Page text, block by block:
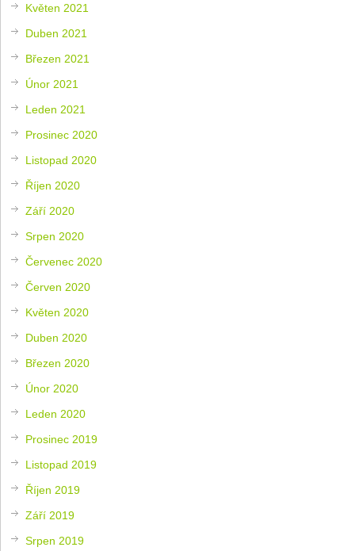
Květen 2021
Duben 2021
Březen 2021
Únor 2021
Leden 2021
Prosinec 2020
Listopad 2020
Říjen 2020
Září 2020
Srpen 2020
Červenec 2020
Červen 2020
Květen 2020
Duben 2020
Březen 2020
Únor 2020
Leden 2020
Prosinec 2019
Listopad 2019
Říjen 2019
Září 2019
Srpen 2019